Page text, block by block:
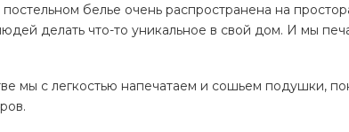
белье очень распространена на
делать что-то уникальное в свой дом. И мы
мы с легкостью напечатаем и сошьем подушки,